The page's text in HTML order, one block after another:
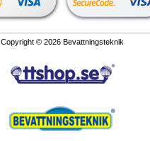
Copyright © 2026 Bevattningsteknik